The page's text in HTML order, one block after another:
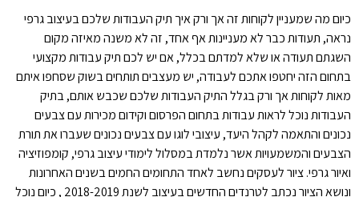
כיום מה שמעניין לקוחות זה אך ורק איך תיק העבודות שלכם בעיצוב גרפי
נראה, תעודות כבר לא מעניינות אף אחד, זה לא משנה מאיזה מקום
השגתם תעודה או שלא למדתם בכלל, אם יש לכם תיק עבודות מקצועי
בתחום הזה יחטפו אתכם לעבודה, יש מעצבים תותחים בשוק שסחפו איתם
מאות לקוחות אך ורק בגלל התיק העבודות שלכם שכבש אותם, בתיק
העבודות נוכל לראות עבודות בתחום הפרסום וקידום מכירות עם צבעים
נכונים והתאמה לקהל היעד, עיצובי לוגו עם צבעים נכונים שעברו את תורת
הצבעים והמשמעויות אשר נלמדת במסלול לימודי עיצוב גרפי, קומפוזיציה
ואיור גרפי. ציור לעסקים נחשב לאחד התחומים החמים בשנים האחרונות
ונושא הציור נכתב לטרנדים החדשים בעיצוב לשנת 2018-2019 , כיום נוכל